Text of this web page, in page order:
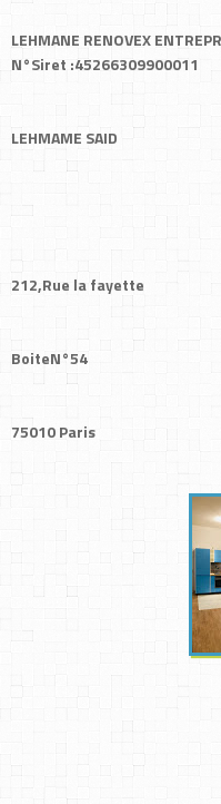
LEHMANE
N°Siret :45266309900011
LEHMAME SAID
212,Rue la fayette
BoiteN°54
75010 Paris